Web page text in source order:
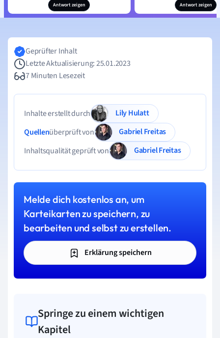
Antwort zeigen Antwort zeigen
Geprüfter Inhalt
Letzte Aktualisierung: 25.01.2023
7 Minuten Lesezeit
Inhalte erstellt durch
Lily Hulatt
Quellenüberprüft von
Gabriel Freitas
Inhaltsqualität geprüft von
Gabriel Freitas
Melde dich kostenlos an, um
Karteikarten zu speichern, zu
bearbeiten und selbst zu erstellen.
Erklärung speichern
Springe zu einem wichtigen
Kapitel